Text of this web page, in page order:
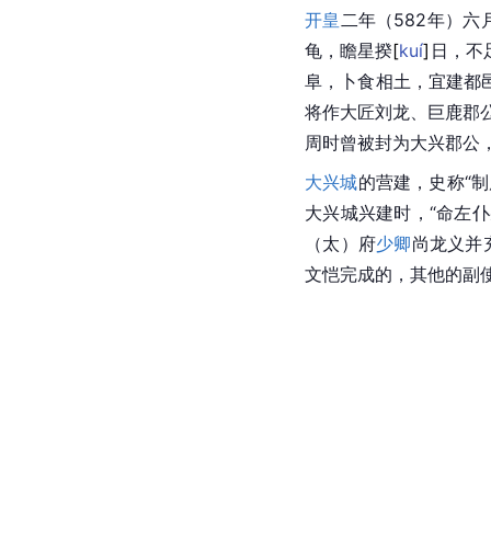
开皇二年（582年）六
龟，瞻星揆[kuí] 日，不
阜，卜食相土，宜建都
将作大匠刘龙、 巨鹿郡
周时曾被封为大兴郡公
大兴城的营建，史称“
大兴城兴建时，“命左
（太）府少卿尚龙义并
文恺完成的，其他的副